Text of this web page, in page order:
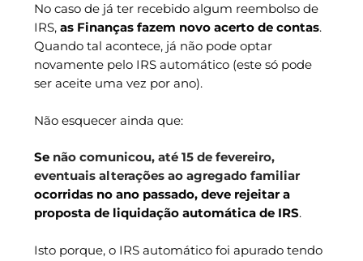
No caso de já ter recebido algum reembolso de
IRS, as Finanças fazem novo acerto de contas.
Quando tal acontece, já não pode optar
novamente pelo IRS automático (este só pode
ser aceite uma vez por ano).
Não esquecer ainda que:
Se não comunicou, até 15 de fevereiro,
eventuais alterações ao agregado familiar
ocorridas no ano passado, deve rejeitar a
proposta de liquidação automática de IRS.
Isto porque, o IRS automático foi apurado tendo